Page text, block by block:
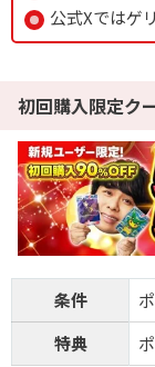
公式Xではゲ
初回購入限定ク
条件
特典